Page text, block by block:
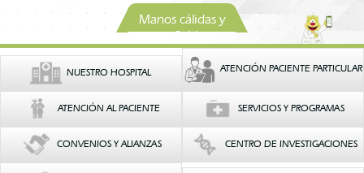
Manos cálidas y
confiables
NUESTRO HOSPITAL ATENCIÓN PACIENTE PARTICULAR
ATENCIÓN AL PACIENTE SERVICIOS Y PROGRAMAS
CONVENIOS Y ALIANZAS CENTRO DE INVESTIGACIONES